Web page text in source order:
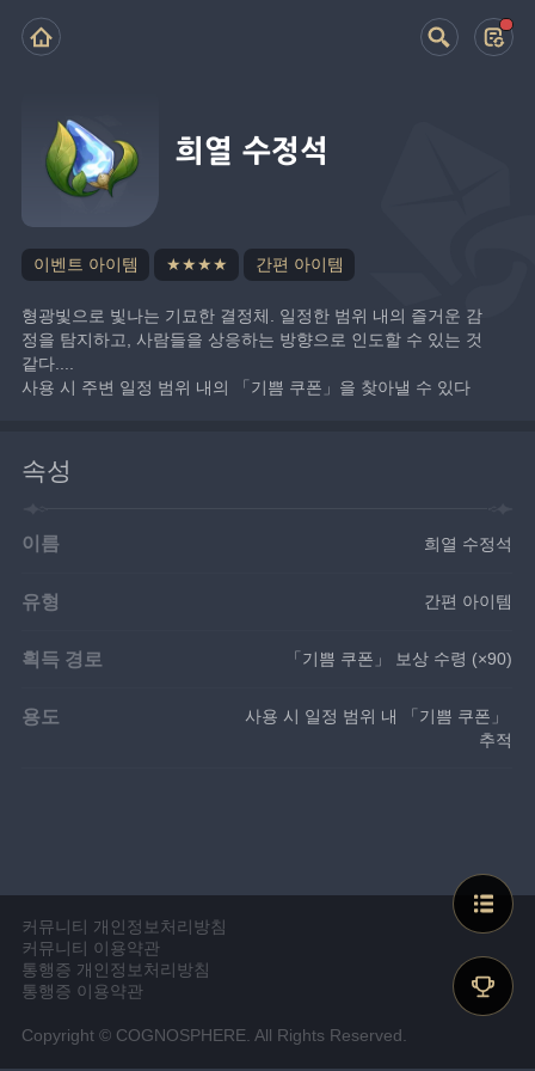
희열 수정석
이벤트 아이템 ★★★★ 간편 아이템
형광빛으로 빛나는 기묘한 결정체. 일정한 범위 내의 즐거운 감
정을 탐지하고, 사람들을 상응하는 방향으로 인도할 수 있는 것
같다....
사용 시 주변 일정 범위 내의 「기쁨 쿠폰」을 찾아낼 수 있다
속성
이름 희열 수정석
유형 간편 아이템
획득 경로 「기쁨 쿠폰」 보상 수령 (×90)
용도
사용 시 일정 범위 내 「기쁨 쿠폰」
추적
커뮤니티 개인정보처리방침
커뮤니티 이용약관
통행증 개인정보처리방침
통행증 이용약관
Copyright © COGNOSPHERE. All Rights Reserved.